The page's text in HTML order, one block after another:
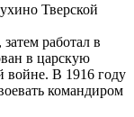
Тверской
работал в
в царскую
войне. В 1916 году
командиром